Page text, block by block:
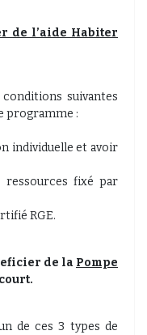
de l’aide Habiter
suivantes
programme :
individuelle et avoir
ressources fixé par
RGE.
de la Pompe
de ces 3 types de